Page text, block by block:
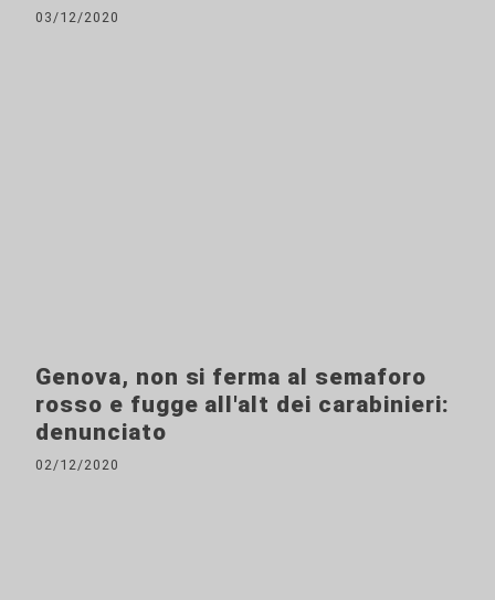
03/12/2020
Genova, non si ferma al semaforo
rosso e fugge all'alt dei carabinieri:
denunciato
02/12/2020